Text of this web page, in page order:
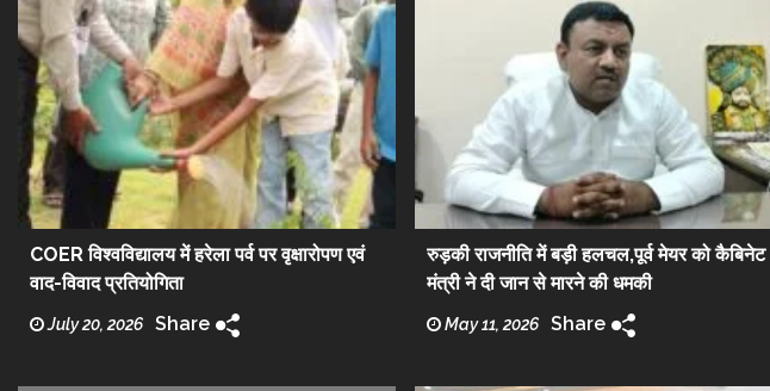
COER विश्वविद्यालय में हरेला पर्व पर वृक्षारोपण एवं
वाद-विवाद प्रतियोगिता
July 20, 2026 Share
रुड़की राजनीति में बड़ी हलचल,पूर्व मेयर को कैबिनेट
मंत्री ने दी जान से मारने की धमकी
May 11, 2026 Share